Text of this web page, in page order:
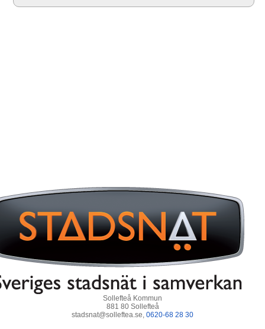
Sollefteå Kommun
881 80 Sollefteå
stadsnat@solleftea.se, 0620-68 28 30